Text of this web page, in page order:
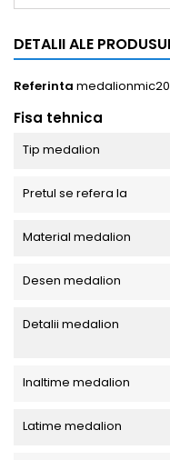
DETALII ALE
Referinta
Fisa tehnica
Tip medalion
Pretul se refera la
Material medalion
Desen medalion
Detalii medalion
Inaltime medalion
Latime medalion